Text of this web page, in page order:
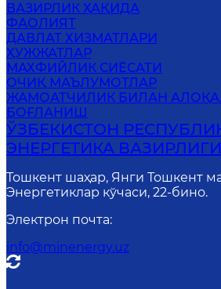
ВАЗИРЛИК ҲАҚИДА
ФАОЛИЯТ
ДАВЛАТ ХИЗМАТЛАРИ
ҲУЖЖАТЛАР
МАХФИЙЛИК СИЁСАТИ
ОЧИҚ МАЪЛУМОТЛАР
ЖАМОАТЧИЛИК БИЛАН
БОҒЛАНИШ
ЎЗБЕКИСТОН
ЭНЕРГЕТИКА ВАЗИРЛИГИ
Тошкент шаҳар, Янги Тошкент
Энергетиклар кўчаси, 22-бино.
Электрон почта:
info@minenergy.uz